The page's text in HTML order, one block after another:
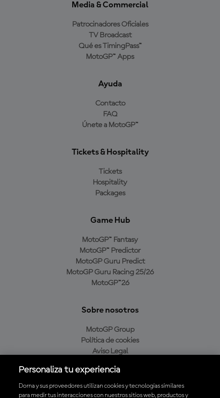
Media & Commercial
Patrocinadores Oficiales
TV Broadcast
Qué es TimingPass™
MotoGP™ Apps
Ayuda
Contacto
FAQ
Únete a MotoGP™
Tickets & Hospitality
Tickets
Hospitality
Packages
Game Hub
MotoGP™ Fantasy
MotoGP™ Predictor
MotoGP Guru Predict
MotoGP Guru Racing 25/26
MotoGP™26
Sobre nosotros
MotoGP Group
Política de cookies
Aviso Legal
Política de compra
Personaliza tu experiencia
Dorna y sus proveedores utilizan cookies y tecnologías similares
para medir tus interacciones con nuestros sitios web, productos y